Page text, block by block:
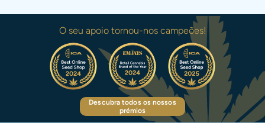
O seu apoio tornou-nos campeões!
Descubra todos os nossos
prémios